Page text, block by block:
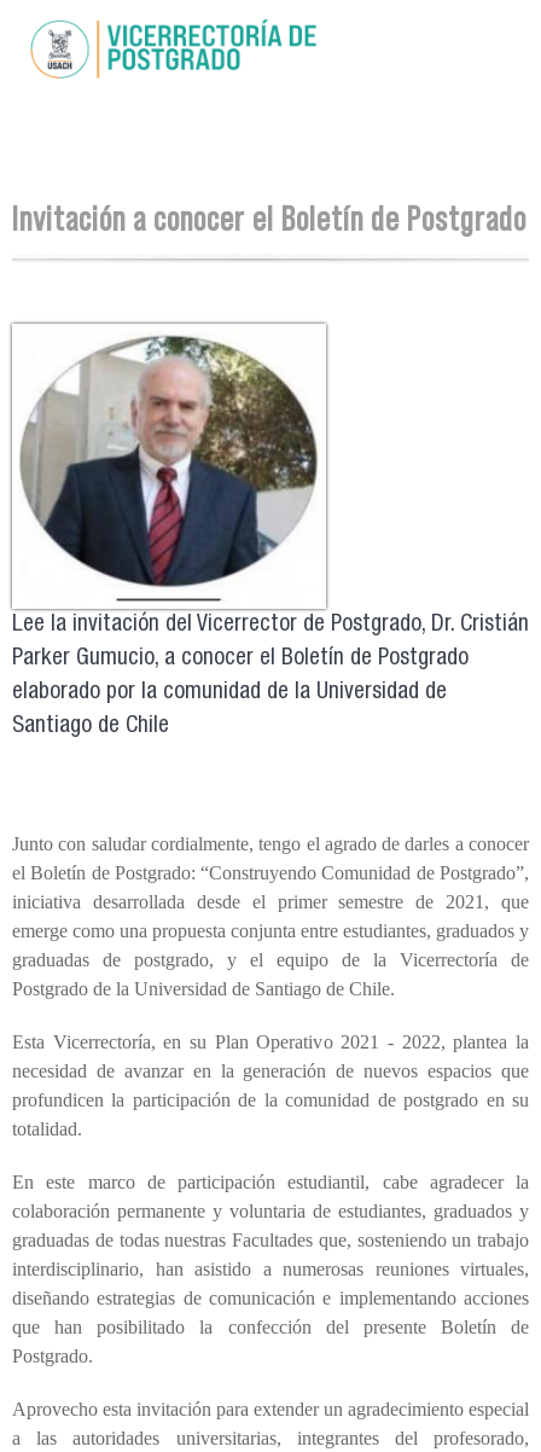
main
You are here
Invitación a conocer el Boletín de Postgrado
Lee la invitación del Vicerrector de Postgrado, Dr. Cristián
Parker Gumucio, a conocer el Boletín de Postgrado
elaborado por la comunidad de la Universidad de
Santiago de Chile
Junto con saludar cordialmente, tengo el agrado de darles a conocer
el Boletín de Postgrado: “Construyendo Comunidad de Postgrado”,
iniciativa desarrollada desde el primer semestre de 2021, que
emerge como una propuesta conjunta entre estudiantes, graduados y
graduadas de postgrado, y el equipo de la Vicerrectoría de
Postgrado de la Universidad de Santiago de Chile.
Esta Vicerrectoría, en su Plan Operativo 2021 - 2022, plantea la
necesidad de avanzar en la generación de nuevos espacios que
profundicen la participación de la comunidad de postgrado en su
totalidad.
En este marco de participación estudiantil, cabe agradecer la
colaboración permanente y voluntaria de estudiantes, graduados y
graduadas de todas nuestras Facultades que, sosteniendo un trabajo
interdisciplinario, han asistido a numerosas reuniones virtuales,
diseñando estrategias de comunicación e implementando acciones
que han posibilitado la confección del presente Boletín de
Postgrado.
Aprovecho esta invitación para extender un agradecimiento especial
a las autoridades universitarias, integrantes del profesorado,